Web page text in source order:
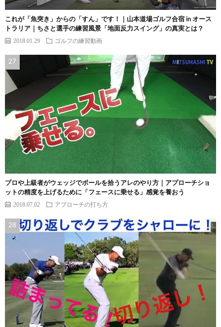
これが「魚突き」からの「すん」です！｜山本道場ゴルフ合宿 in オース
トラリア｜ちさと選手の練習風景「地面反力スイング」の真実とは？
2018.01.29 ゴルフの練習動画
プロや上級者がウェッジでボールを拾うアレのやり方｜アプローチショ
ットの精度を上げるために「フェースに乗せる」感覚を養おう
2018.07.02 アプローチの打ち方